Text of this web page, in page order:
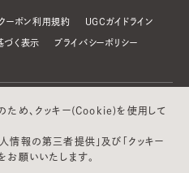
クーポン利用規約 UGCガイドライン
づく表示 プライバシーポリシー
ため、クッキー(Cookie)を使用して
情報の第三者提供」及び「クッキー
お願いいたします。